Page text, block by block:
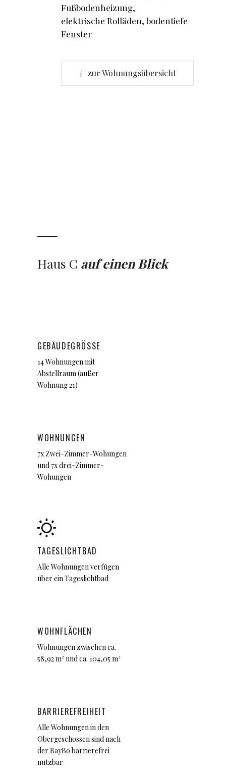
Fußbodenheizung,
elektrische Rolläden, bodentiefe
Fenster
zur Wohnungsübersicht
Haus C auf einen Blick
GEBÄUDEGRÖSSE
14 Wohnungen mit
Abstellraum (außer
Wohnung 21)
WOHNUNGEN
7x Zwei-Zimmer-Wohungen
und 7x drei-Zimmer-
Wohungen
TAGESLICHTBAD
Alle Wohnungen verfügen
über ein Tageslichtbad
WOHNFLÄCHEN
Wohnungen zwischen ca.
58,92 m² und ca. 104,05 m²
BARRIEREFREIHEIT
Alle Wohnungen in den
Obergeschossen sind nach
der BayBo barrierefrei
nutzbar